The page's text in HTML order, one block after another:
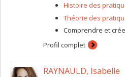
Histoire des
Théorie des
Comprendre et
Profil complet
RAYNAULD, Isabelle